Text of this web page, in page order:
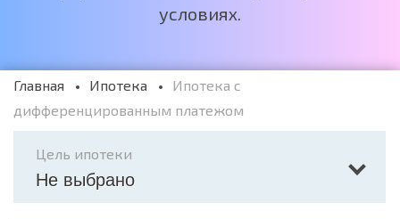
условиях.
Главная Ипотека
Ипотека с
дифференцированным платежом
Цель ипотеки
Не выбрано